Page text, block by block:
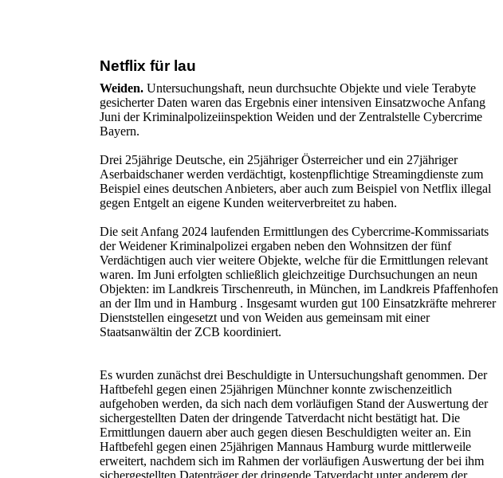
Netflix für lau
Weiden. Untersuchungshaft, neun durchsuchte Objekte und viele Terabyte
gesicherter Daten waren das Ergebnis einer intensiven Einsatzwoche Anfang
Juni der Kriminalpolizeiinspektion Weiden und der Zentralstelle Cybercrime
Bayern.
Drei 25jährige Deutsche, ein 25jähriger Österreicher und ein 27jähriger
Aserbaidschaner werden verdächtigt, kostenpflichtige Streamingdienste zum
Beispiel eines deutschen Anbieters, aber auch zum Beispiel von Netflix illegal
gegen Entgelt an eigene Kunden weiterverbreitet zu haben.
Die seit Anfang 2024 laufenden Ermittlungen des Cybercrime-Kommissariats
der Weidener Kriminalpolizei ergaben neben den Wohnsitzen der fünf
Verdächtigen auch vier weitere Objekte, welche für die Ermittlungen relevant
waren. Im Juni erfolgten schließlich gleichzeitige Durchsuchungen an neun
Objekten: im Landkreis Tirschenreuth, in München, im Landkreis Pfaffenhofen
an der Ilm und in Hamburg . Insgesamt wurden gut 100 Einsatzkräfte mehrerer
Dienststellen eingesetzt und von Weiden aus gemeinsam mit einer
Staatsanwältin der ZCB koordiniert.
Es wurden zunächst drei Beschuldigte in Untersuchungshaft genommen. Der
Haftbefehl gegen einen 25jährigen Münchner konnte zwischenzeitlich
aufgehoben werden, da sich nach dem vorläufigen Stand der Auswertung der
sichergestellten Daten der dringende Tatverdacht nicht bestätigt hat. Die
Ermittlungen dauern aber auch gegen diesen Beschuldigten weiter an. Ein
Haftbefehl gegen einen 25jährigen Mannaus Hamburg wurde mittlerweile
erweitert, nachdem sich im Rahmen der vorläufigen Auswertung der bei ihm
sichergestellten Datenträger der dringende Tatverdacht unter anderem der